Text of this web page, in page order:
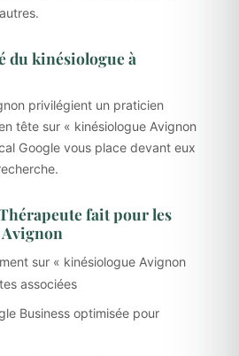
du kinésiologue à
privilégient un praticien
tête sur « kinésiologue Avignon
Google vous place devant eux
fait pour les
sur « kinésiologue Avignon
associées
Business optimisée pour